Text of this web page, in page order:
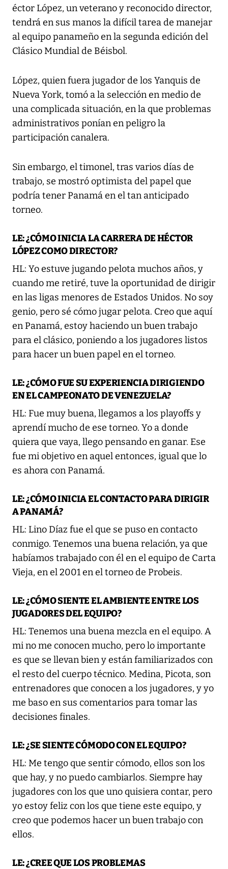
éctor López, un veterano y reconocido director,
tendrá en sus manos la difícil tarea de manejar
al equipo panameño en la segunda edición del
Clásico Mundial de Béisbol.
López, quien fuera jugador de los Yanquis de
Nueva York, tomó a la selección en medio de
una complicada situación, en la que problemas
administrativos ponían en peligro la
participación canalera.
Sin embargo, el timonel, tras varios días de
trabajo, se mostró optimista del papel que
podría tener Panamá en el tan anticipado
torneo.
LE: ¿CÓMO INICIA LA CARRERA DE HÉCTOR
LÓPEZ COMO DIRECTOR?
HL: Yo estuve jugando pelota muchos años, y
cuando me retiré, tuve la oportunidad de dirigir
en las ligas menores de Estados Unidos. No soy
genio, pero sé cómo jugar pelota. Creo que aquí
en Panamá, estoy haciendo un buen trabajo
para el clásico, poniendo a los jugadores listos
para hacer un buen papel en el torneo.
LE: ¿CÓMO FUE SU EXPERIENCIA DIRIGIENDO
EN EL CAMPEONATO DE VENEZUELA?
HL: Fue muy buena, llegamos a los playoffs y
aprendí mucho de ese torneo. Yo a donde
quiera que vaya, llego pensando en ganar. Ese
fue mi objetivo en aquel entonces, igual que lo
es ahora con Panamá.
LE: ¿CÓMO INICIA EL CONTACTO PARA DIRIGIR
A PANAMÁ?
HL: Lino Díaz fue el que se puso en contacto
conmigo. Tenemos una buena relación, ya que
habíamos trabajado con él en el equipo de Carta
Vieja, en el 2001 en el torneo de Probeis.
LE: ¿CÓMO SIENTE EL AMBIENTE ENTRE LOS
JUGADORES DEL EQUIPO?
HL: Tenemos una buena mezcla en el equipo. A
mi no me conocen mucho, pero lo importante
es que se llevan bien y están familiarizados con
el resto del cuerpo técnico. Medina, Picota, son
entrenadores que conocen a los jugadores, y yo
me baso en sus comentarios para tomar las
decisiones finales.
LE: ¿SE SIENTE CÓMODO CON EL EQUIPO?
HL: Me tengo que sentir cómodo, ellos son los
que hay, y no puedo cambiarlos. Siempre hay
jugadores con los que uno quisiera contar, pero
yo estoy feliz con los que tiene este equipo, y
creo que podemos hacer un buen trabajo con
ellos.
LE: ¿CREE QUE LOS PROBLEMAS